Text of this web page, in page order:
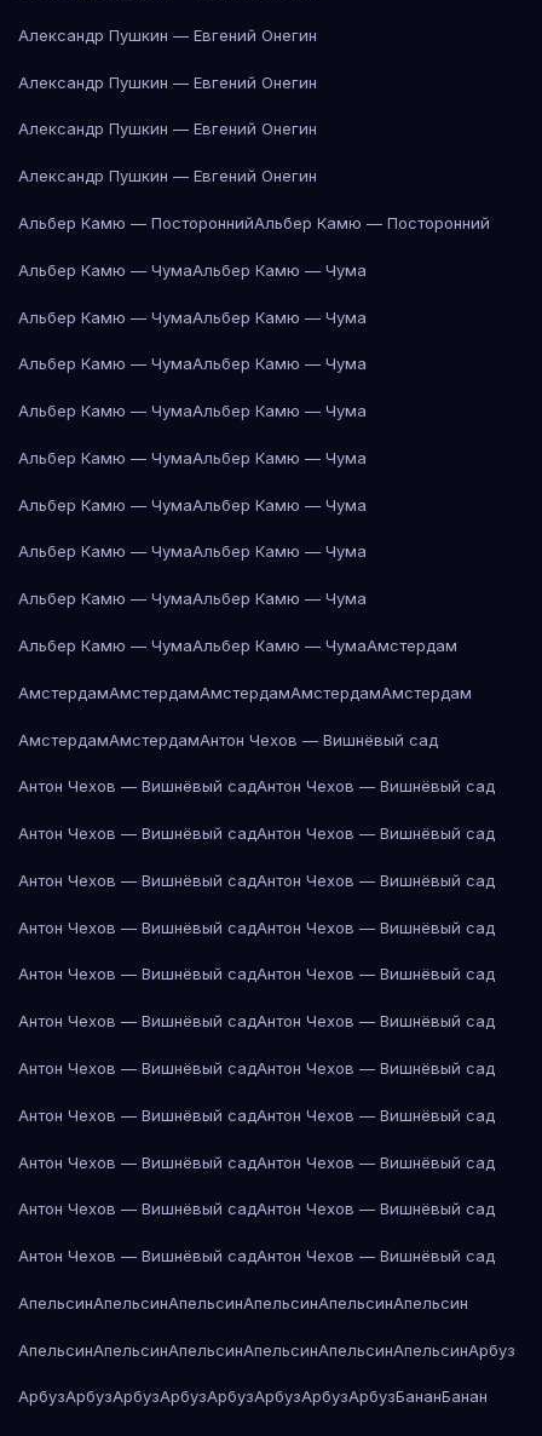
Александр Пушкин — Евгений Онегин
Александр Пушкин — Евгений Онегин
Александр Пушкин — Евгений Онегин
Александр Пушкин — Евгений Онегин
Альбер Камю — ПостороннийАльбер Камю — Посторонний
Альбер Камю — ЧумаАльбер Камю — Чума
Альбер Камю — ЧумаАльбер Камю — Чума
Альбер Камю — ЧумаАльбер Камю — Чума
Альбер Камю — ЧумаАльбер Камю — Чума
Альбер Камю — ЧумаАльбер Камю — Чума
Альбер Камю — ЧумаАльбер Камю — Чума
Альбер Камю — ЧумаАльбер Камю — Чума
Альбер Камю — ЧумаАльбер Камю — Чума
Альбер Камю — ЧумаАльбер Камю — ЧумаАмстердам
АмстердамАмстердамАмстердамАмстердамАмстердам
АмстердамАмстердамАнтон Чехов — Вишнёвый сад
Антон Чехов — Вишнёвый садАнтон Чехов — Вишнёвый сад
Антон Чехов — Вишнёвый садАнтон Чехов — Вишнёвый сад
Антон Чехов — Вишнёвый садАнтон Чехов — Вишнёвый сад
Антон Чехов — Вишнёвый садАнтон Чехов — Вишнёвый сад
Антон Чехов — Вишнёвый садАнтон Чехов — Вишнёвый сад
Антон Чехов — Вишнёвый садАнтон Чехов — Вишнёвый сад
Антон Чехов — Вишнёвый садАнтон Чехов — Вишнёвый сад
Антон Чехов — Вишнёвый садАнтон Чехов — Вишнёвый сад
Антон Чехов — Вишнёвый садАнтон Чехов — Вишнёвый сад
Антон Чехов — Вишнёвый садАнтон Чехов — Вишнёвый сад
Антон Чехов — Вишнёвый садАнтон Чехов — Вишнёвый сад
АпельсинАпельсинАпельсинАпельсинАпельсинАпельсин
АпельсинАпельсинАпельсинАпельсинАпельсинАпельсинАрбуз
АрбузАрбузАрбузАрбузАрбузАрбузАрбузАрбузБананБанан